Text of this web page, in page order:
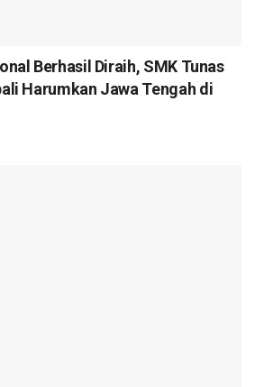
Berhasil Diraih, SMK Tunas
Harumkan Jawa Tengah di